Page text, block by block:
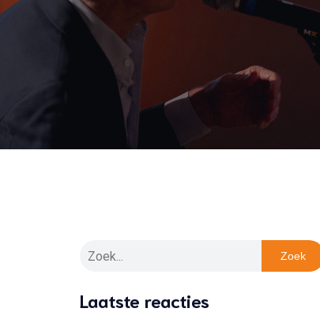
Zoek
Laatste reacties